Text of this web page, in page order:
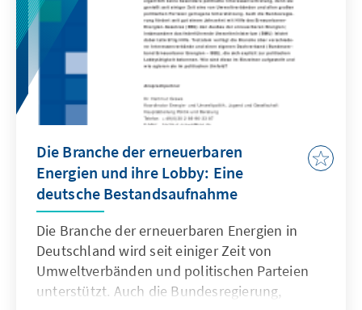
Die Branche der erneuerbaren
Energien und ihre Lobby: Eine
deutsche Bestandsaufnahme
Die Branche der erneuerbaren Energien in
Deutschland wird seit einiger Zeit von
Umweltverbänden und politischen Parteien
unterstützt. Auch die Bundesregierung,